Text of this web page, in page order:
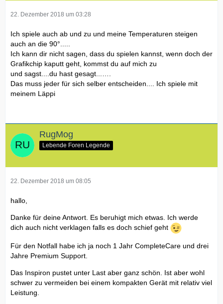
22. Dezember 2018 um 03:28
Ich spiele auch ab und zu und meine Temperaturen steigen
auch an die 90°.....
Ich kann dir nicht sagen, dass du spielen kannst, wenn doch der
Grafikchip kaputt geht, kommst du auf mich zu
und sagst....du hast gesagt...….
Das muss jeder für sich selber entscheiden.... Ich spiele mit
meinem Läppi
RugMog
Lebende Foren Legende
22. Dezember 2018 um 08:05
hallo,
Danke für deine Antwort. Es beruhigt mich etwas. Ich werde
dich auch nicht verklagen falls es doch schief geht
Für den Notfall habe ich ja noch 1 Jahr CompleteCare und drei
Jahre Premium Support.
Das Inspiron pustet unter Last aber ganz schön. Ist aber wohl
schwer zu vermeiden bei einem kompakten Gerät mit relativ viel
Leistung.